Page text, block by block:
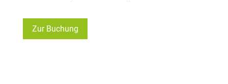
Zur Buchung